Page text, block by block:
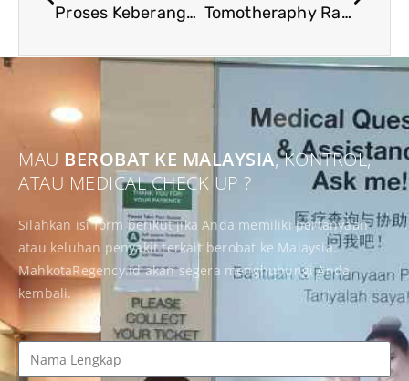
Proses Keberangkatan Menuju Mahkota Medical Centre, Melaka Tomotheraphy Radixact: Teknologi Rawatan Kanker Tercanggih di Malaysia
MAU BEROBAT KE MALAYSIA, KONTROL,
ATAU MEDICAL CHECK UP ?
Silahkan isi form berikut jika Anda memiliki pertanyaan
atau keluhan penyakit terkait berobat ke Malaysia.
MahkotaRegency.id akan segera menghubungi Anda
kembali.